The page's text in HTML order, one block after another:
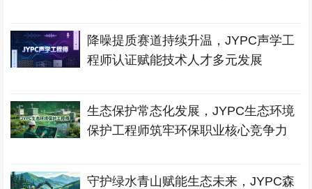
降噪提质赛道持续升温，JYPC声学工
程师认证赋能技术人才多元发展
生态保护常态化发展，JYPC生态环境
保护工程师筑牢环保职业核心竞争力
守护绿水青山赋能生态未来，JYPC森